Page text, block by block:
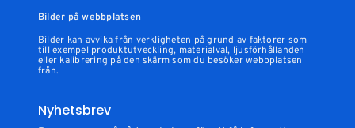
Bilder på webbplatsen
Bilder kan avvika från verkligheten på grund av faktorer som
till exempel produktutveckling, materialval, ljusförhållanden
eller kalibrering på den skärm som du besöker webbplatsen
från.
Nyhetsbrev